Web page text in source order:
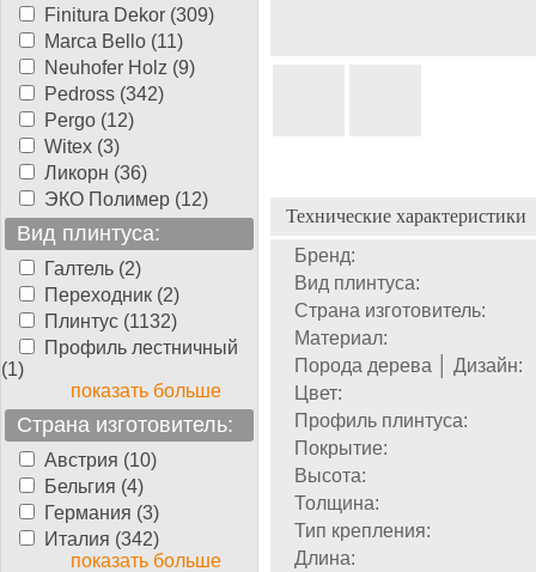
Finitura Dekor (309)
Marca Bello (11)
Neuhofer Holz (9)
Pedross (342)
Pergo (12)
Witex (3)
Ликорн (36)
ЭКО Полимер (12)
Вид плинтуса:
Галтель (2)
Переходник (2)
Плинтус (1132)
Профиль лестничный
(1)
показать больше
Страна изготовитель:
Австрия (10)
Бельгия (4)
Германия (3)
Италия (342)
показать больше
Технические характеристики
Бренд:
Вид плинтуса:
Страна изготовитель:
Материал:
Порода дерева │ Дизайн:
Цвет:
Профиль плинтуса:
Покрытие:
Высота:
Толщина:
Тип крепления:
Длина: